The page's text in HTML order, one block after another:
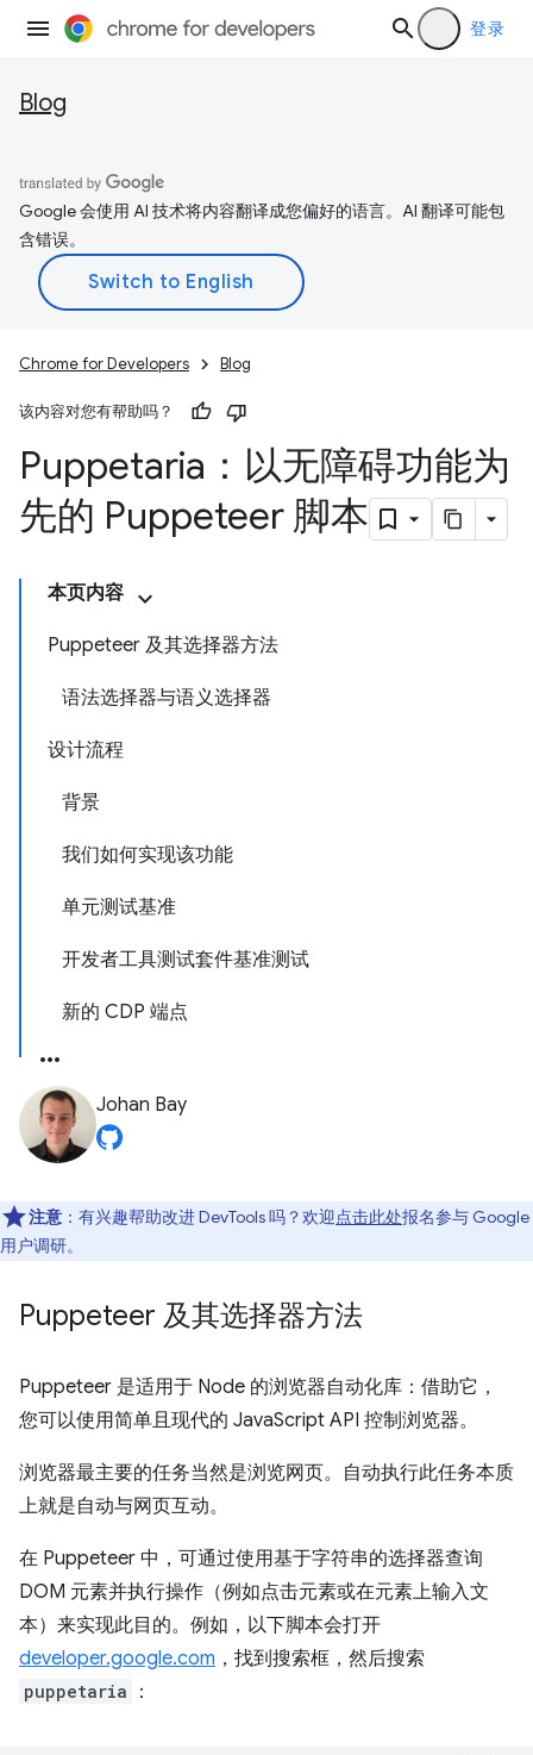
登录
Blog
Google 会使用 AI 技术将内容翻译成您偏好的语言。AI 翻译可能包
含错误。
Chrome for Developers Blog
该内容对您有帮助吗？
Puppetaria：以无障碍功能为
先的 Puppeteer 脚本
本页内容
Puppeteer 及其选择器方法
语法选择器与语义选择器
设计流程
背景
我们如何实现该功能
单元测试基准
开发者工具测试套件基准测试
新的 CDP 端点
Johan Bay
注意 ：有兴趣帮助改进 DevTools 吗？欢迎点击此处报名参与 Google
用户调研。
Puppeteer 及其选择器方法
Puppeteer 是适用于 Node 的浏览器自动化库：借助它，
您可以使用简单且现代的 JavaScript API 控制浏览器。
浏览器最主要的任务当然是浏览网页。自动执行此任务本质
上就是自动与网页互动。
在 Puppeteer 中，可通过使用基于字符串的选择器查询
DOM 元素并执行操作（例如点击元素或在元素上输入文
本）来实现此目的。例如，以下脚本会打开
developer.google.com ，找到搜索框，然后搜索
puppetaria ：